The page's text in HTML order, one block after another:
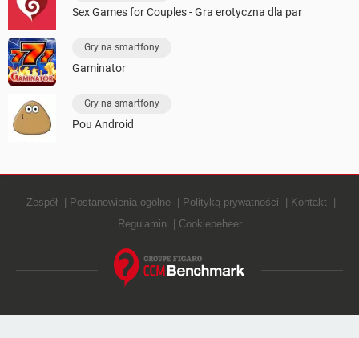
Sex Games for Couples - Gra erotyczna dla par
Gry na smartfony
Gaminator
Gry na smartfony
Pou Android
Zespół Postanowienia ogólne Polityką prywatności
Kontakt
Regulamin
Cookiebeheer